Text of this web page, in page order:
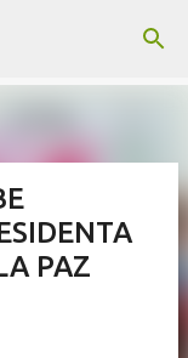
PAZ